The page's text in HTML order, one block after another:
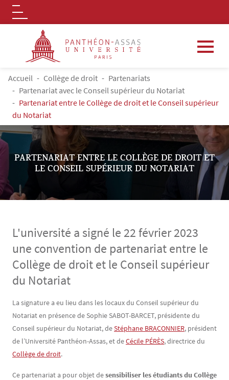
Aller au contenu principal
Logo
FIL D'ARIANE
Accueil Collège de droit
Partenariats
Partenariat avec le Conseil supérieur du Notariat
Partenariat entre le Collège de droit et le Conseil supérieur
du Notariat
PARTENARIAT ENTRE LE COLLÈGE DE DROIT ET
LE CONSEIL SUPÉRIEUR DU NOTARIAT
L'université a signé le 22 février 2023
une convention de partenariat entre le
Collège de droit et le Conseil supérieur
du Notariat
Contenu
Texte
La signature a eu lieu dans les locaux du Conseil supérieur du
Notariat en présence de Sophie SABOT-BARCET, présidente du
Conseil supérieur du Notariat, deStéphane BRACONNIER, président
de l’Université Panthéon-Assas, et deCécile PÉRÈS, directrice du
Collège de droit.
Ce partenariat a pour objet desensibiliser les étudiants du Collège